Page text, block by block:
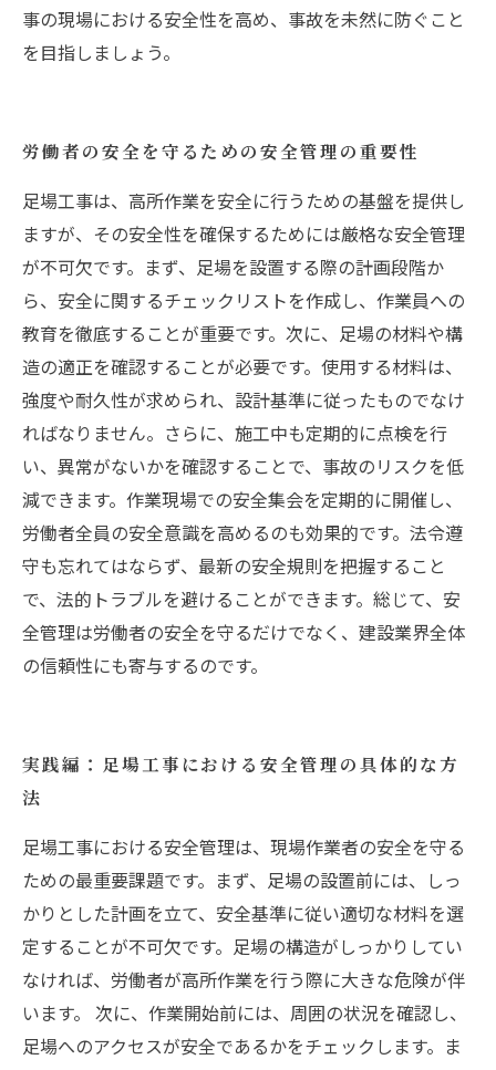
事の現場における安全性を高め、事故を未然に防ぐこと
を目指しましょう。
労働者の安全を守るための安全管理の重要性
足場工事は、高所作業を安全に行うための基盤を提供し
ますが、その安全性を確保するためには厳格な安全管理
が不可欠です。まず、足場を設置する際の計画段階か
ら、安全に関するチェックリストを作成し、作業員への
教育を徹底することが重要です。次に、足場の材料や構
造の適正を確認することが必要です。使用する材料は、
強度や耐久性が求められ、設計基準に従ったものでなけ
ればなりません。さらに、施工中も定期的に点検を行
い、異常がないかを確認することで、事故のリスクを低
減できます。作業現場での安全集会を定期的に開催し、
労働者全員の安全意識を高めるのも効果的です。法令遵
守も忘れてはならず、最新の安全規則を把握すること
で、法的トラブルを避けることができます。総じて、安
全管理は労働者の安全を守るだけでなく、建設業界全体
の信頼性にも寄与するのです。
実践編：足場工事における安全管理の具体的な方
法
足場工事における安全管理は、現場作業者の安全を守る
ための最重要課題です。まず、足場の設置前には、しっ
かりとした計画を立て、安全基準に従い適切な材料を選
定することが不可欠です。足場の構造がしっかりしてい
なければ、労働者が高所作業を行う際に大きな危険が伴
います。 次に、作業開始前には、周囲の状況を確認し、
足場へのアクセスが安全であるかをチェックします。ま